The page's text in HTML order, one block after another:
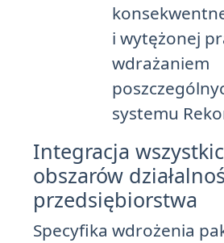
i wytężonej
wdrażaniem
systemu
Integracja
obszarów
przedsiębiorstwa
Specyfika wdrożenia